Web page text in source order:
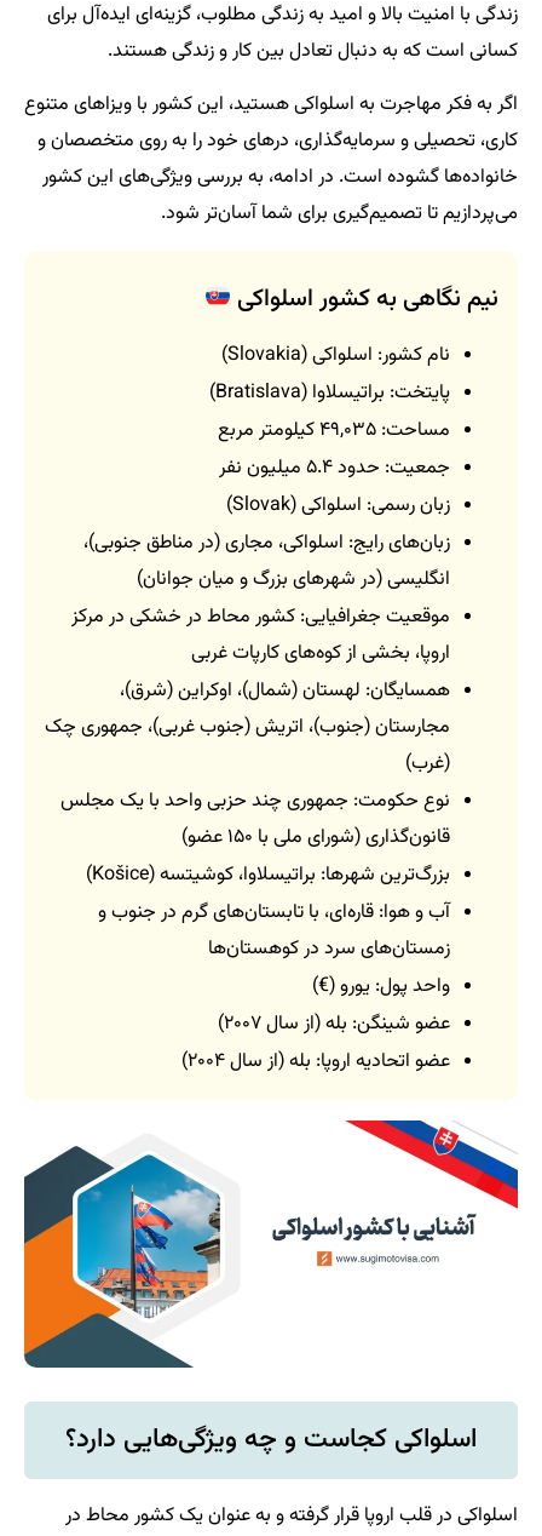
زندگی با امنیت بالا و امید به زندگی مطلوب، گزینه‌ای ایده‌آل برای
کسانی است که به دنبال تعادل بین کار و زندگی هستند.
اگر به فکر مهاجرت به اسلواکی هستید، این کشور با ویزاهای متنوع
کاری، تحصیلی و سرمایه‌گذاری، درهای خود را به روی متخصصان و
خانواده‌ها گشوده است. در ادامه، به بررسی ویژگی‌های این کشور
می‌پردازیم تا تصمیم‌گیری برای شما آسان‌تر شود.
نیم نگاهی به کشور اسلواکی
نام کشور: اسلواکی (Slovakia)
پایتخت: براتیسلاوا (Bratislava)
مساحت: ۴۹,۰۳۵ کیلومتر مربع
جمعیت: حدود ۵.۴ میلیون نفر
زبان رسمی: اسلواکی (Slovak)
زبان‌های رایج: اسلواکی، مجاری (در مناطق جنوبی)،
انگلیسی (در شهرهای بزرگ و میان جوانان)
موقعیت جغرافیایی: کشور محاط در خشکی در مرکز
اروپا، بخشی از کوه‌های کارپات غربی
همسایگان: لهستان (شمال)، اوکراین (شرق)،
مجارستان (جنوب)، اتریش (جنوب غربی)، جمهوری چک
(غرب)
نوع حکومت: جمهوری چند حزبی واحد با یک مجلس
قانون‌گذاری (شورای ملی با ۱۵۰ عضو)
بزرگ‌ترین شهرها: براتیسلاوا، کوشیتسه (Košice)
آب و هوا: قاره‌ای، با تابستان‌های گرم در جنوب و
زمستان‌های سرد در کوهستان‌ها
واحد پول: یورو (€)
عضو شینگن: بله (از سال ۲۰۰۷)
عضو اتحادیه اروپا: بله (از سال ۲۰۰۴)
اسلواکی کجاست و چه ویژگی‌هایی دارد؟
اسلواکی در قلب اروپا قرار گرفته و به عنوان یک کشور محاط در